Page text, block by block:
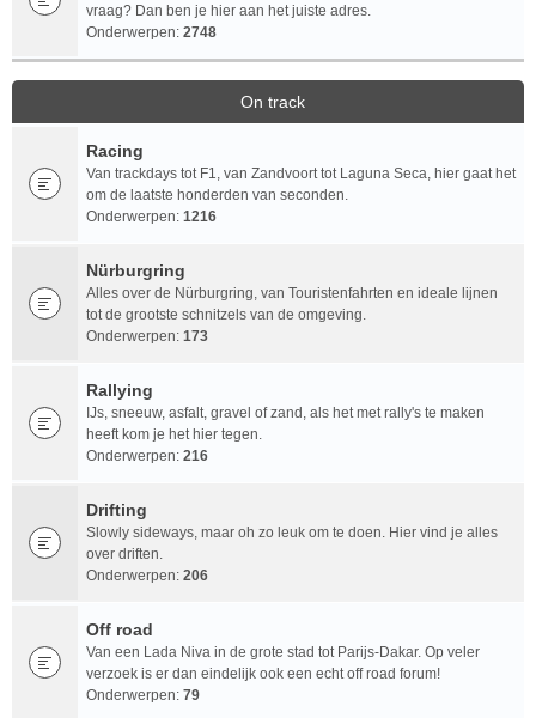
vraag? Dan ben je hier aan het juiste adres.
Onderwerpen: 2748
On track
Racing
Van trackdays tot F1, van Zandvoort tot Laguna Seca, hier gaat het
om de laatste honderden van seconden.
Onderwerpen: 1216
Nürburgring
Alles over de Nürburgring, van Touristenfahrten en ideale lijnen
tot de grootste schnitzels van de omgeving.
Onderwerpen: 173
Rallying
IJs, sneeuw, asfalt, gravel of zand, als het met rally's te maken
heeft kom je het hier tegen.
Onderwerpen: 216
Drifting
Slowly sideways, maar oh zo leuk om te doen. Hier vind je alles
over driften.
Onderwerpen: 206
Off road
Van een Lada Niva in de grote stad tot Parijs-Dakar. Op veler
verzoek is er dan eindelijk ook een echt off road forum!
Onderwerpen: 79